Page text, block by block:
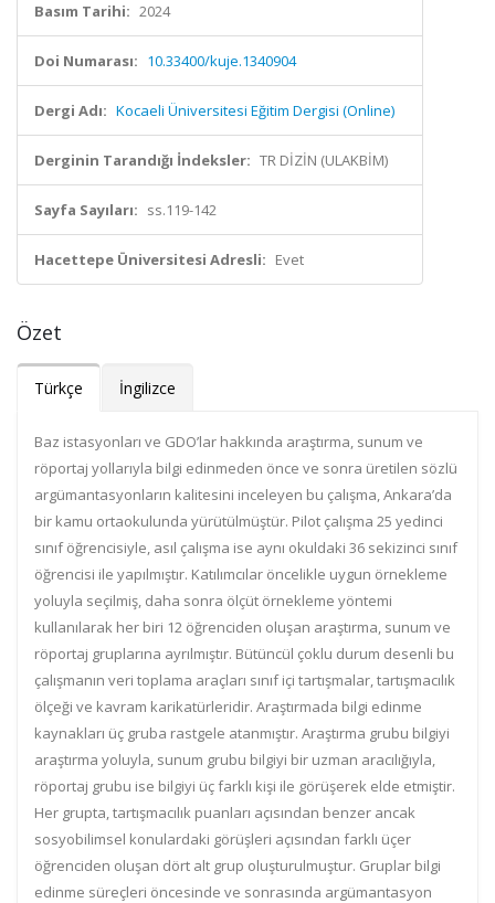
Basım Tarihi: 2024
Doi Numarası: 10.33400/kuje.1340904
Dergi Adı: Kocaeli Üniversitesi Eğitim Dergisi (Online)
Derginin Tarandığı İndeksler: TR DİZİN (ULAKBİM)
Sayfa Sayıları: ss.119-142
Hacettepe Üniversitesi Adresli: Evet
Özet
Türkçe İngilizce
Baz istasyonları ve GDO’lar hakkında araştırma, sunum ve
röportaj yollarıyla bilgi edinmeden önce ve sonra üretilen sözlü
argümantasyonların kalitesini inceleyen bu çalışma, Ankara’da
bir kamu ortaokulunda yürütülmüştür. Pilot çalışma 25 yedinci
sınıf öğrencisiyle, asıl çalışma ise aynı okuldaki 36 sekizinci sınıf
öğrencisi ile yapılmıştır. Katılımcılar öncelikle uygun örnekleme
yoluyla seçilmiş, daha sonra ölçüt örnekleme yöntemi
kullanılarak her biri 12 öğrenciden oluşan araştırma, sunum ve
röportaj gruplarına ayrılmıştır. Bütüncül çoklu durum desenli bu
çalışmanın veri toplama araçları sınıf içi tartışmalar, tartışmacılık
ölçeği ve kavram karikatürleridir. Araştırmada bilgi edinme
kaynakları üç gruba rastgele atanmıştır. Araştırma grubu bilgiyi
araştırma yoluyla, sunum grubu bilgiyi bir uzman aracılığıyla,
röportaj grubu ise bilgiyi üç farklı kişi ile görüşerek elde etmiştir.
Her grupta, tartışmacılık puanları açısından benzer ancak
sosyobilimsel konulardaki görüşleri açısından farklı üçer
öğrenciden oluşan dört alt grup oluşturulmuştur. Gruplar bilgi
edinme süreçleri öncesinde ve sonrasında argümantasyon